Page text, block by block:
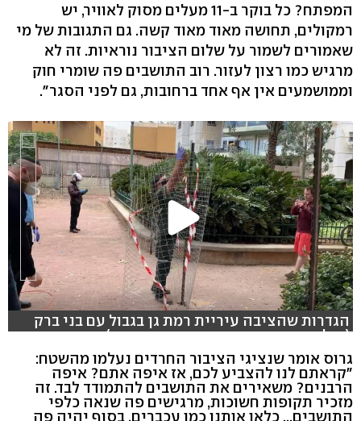
המפתח? כל בוקר ב-11 מעלים מסוק לאוויר, יש
רמקולים, תחושה מאוד מאוד קשה. גם התגובות של מי
שאמורים לשמור על שלום הציבור נוראיות. זה לא
מרגיש כמו רצון לעזור. רוב התושבים פה שומרי חוק
וממושמעים אין אף אחד ברחובות, גם לפני הסגר".
הגדרות שהציבה עיריית רמת גן בגבול עם בני ברק
(צילום: יוסי רוזנבוים, רועי רובישנטיין)
גרוס אומר שנציגי הציבור החרדים נעלמו מהשטח:
"קראתם לנו להצביע לכם, אז איפה אתם? איפה
הרבנים? משאירים את התושבים להתמודד לבד. זה
מזכיר תקופות חשוכות, מרגישים פה שנאה כלפי
התושבים... כלאו אותנו כמו עכברים. בסוף יהיה פה